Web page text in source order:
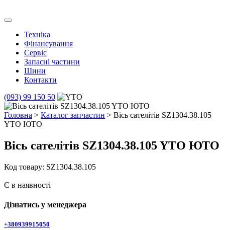
to
Техніка
Фінансування
Сервіс
Запасні частини
Шини
Контакти
(093) 99 150 50
Головна > Каталог запчастин > Вісь сателітів SZ1304.38.105
YTO ЮТО
Вісь сателітів SZ1304.38.105 YTO ЮТО
Код товару: SZ1304.38.105
Є в наявності
Дізнатись у менеджера
+380939915050